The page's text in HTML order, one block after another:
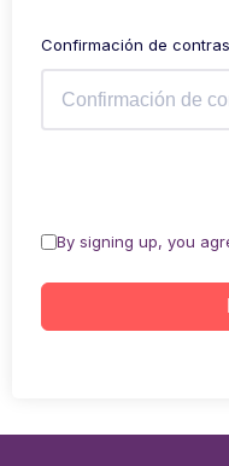
Confirmación de
By signing up, you